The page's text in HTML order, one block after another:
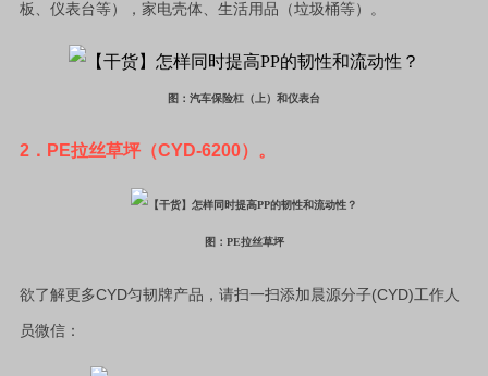
板、仪表台等），家电壳体、生活用品（垃圾桶等）。
图：汽车保险杠（上）和仪表台
2 ． PE拉丝草坪（CYD-6200）。
图：PE拉丝草坪
欲了解更多CYD匀韧牌产品，请扫一扫添加晨源分子(CYD)工作人
员微信：